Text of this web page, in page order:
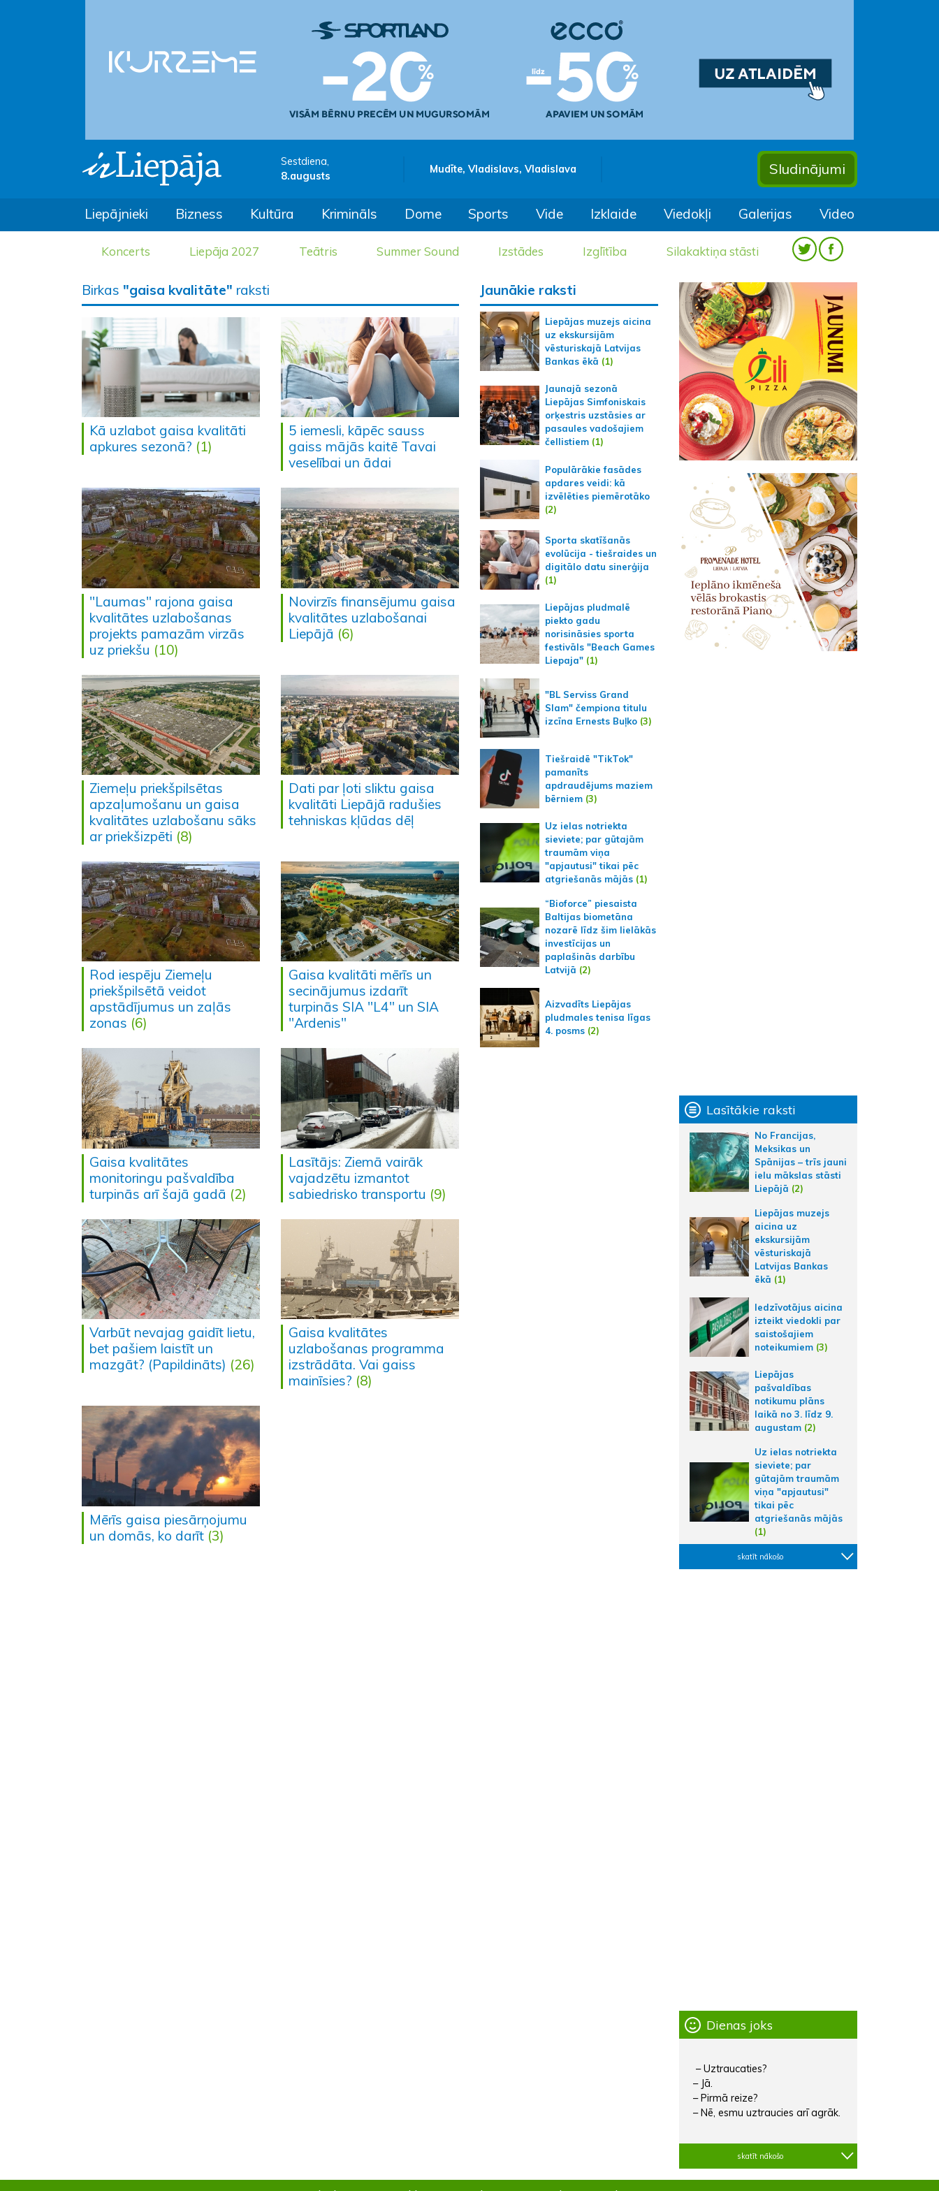
Sestdiena,
8.augusts
Mudīte, Vladislavs, Vladislava Sludinājumi
Liepājnieki Bizness Kultūra Krimināls Dome Sports Vide Izklaide Viedokļi Galerijas Video
Koncerts Liepāja 2027 Teātris Summer Sound Izstādes Izglītība Silakaktiņa stāsti
Birkas "gaisa kvalitāte" raksti
Kā uzlabot gaisa kvalitāti
apkures sezonā? (1)
5 iemesli, kāpēc sauss
gaiss mājās kaitē Tavai
veselībai un ādai
"Laumas" rajona gaisa
kvalitātes uzlabošanas
projekts pamazām virzās
uz priekšu (10)
Novirzīs finansējumu gaisa
kvalitātes uzlabošanai
Liepājā (6)
Ziemeļu priekšpilsētas
apzaļumošanu un gaisa
kvalitātes uzlabošanu sāks
ar priekšizpēti (8)
Dati par ļoti sliktu gaisa
kvalitāti Liepājā radušies
tehniskas kļūdas dēļ
Rod iespēju Ziemeļu
priekšpilsētā veidot
apstādījumus un zaļās
zonas (6)
Gaisa kvalitāti mērīs un
secinājumus izdarīt
turpinās SIA "L4" un SIA
"Ardenis"
Gaisa kvalitātes
monitoringu pašvaldība
turpinās arī šajā gadā (2)
Lasītājs: Ziemā vairāk
vajadzētu izmantot
sabiedrisko transportu (9)
Varbūt nevajag gaidīt lietu,
bet pašiem laistīt un
mazgāt? (Papildināts) (26)
Gaisa kvalitātes
uzlabošanas programma
izstrādāta. Vai gaiss
mainīsies? (8)
Mērīs gaisa piesārņojumu
un domās, ko darīt (3)
Jaunākie raksti
Liepājas muzejs aicina
uz ekskursijām
vēsturiskajā Latvijas
Bankas ēkā (1)
Jaunajā sezonā
Liepājas Simfoniskais
orķestris uzstāsies ar
pasaules vadošajiem
čellistiem (1)
Populārākie fasādes
apdares veidi: kā
izvēlēties piemērotāko
(2)
Sporta skatīšanās
evolūcija - tiešraides un
digitālo datu sinerģija
(1)
Liepājas pludmalē
piekto gadu
norisināsies sporta
festivāls "Beach Games
Liepaja" (1)
"BL Serviss Grand
Slam" čempiona titulu
izcīna Ernests Buļko (3)
Tiešraidē "TikTok"
pamanīts
apdraudējums maziem
bērniem (3)
Uz ielas notriekta
sieviete; par gūtajām
traumām viņa
"apjautusi" tikai pēc
atgriešanās mājās (1)
“Bioforce” piesaista
Baltijas biometāna
nozarē līdz šim lielākās
investīcijas un
paplašinās darbību
Latvijā (2)
Aizvadīts Liepājas
pludmales tenisa līgas
4. posms (2)
Lasītākie raksti
No Francijas,
Meksikas un
Spānijas – trīs jauni
ielu mākslas stāsti
Liepājā (2)
Liepājas muzejs
aicina uz
ekskursijām
vēsturiskajā
Latvijas Bankas
ēkā (1)
Iedzīvotājus aicina
izteikt viedokli par
saistošajiem
noteikumiem (3)
Liepājas
pašvaldības
notikumu plāns
laikā no 3. līdz 9.
augustam (2)
Uz ielas notriekta
sieviete; par
gūtajām traumām
viņa "apjautusi"
tikai pēc
atgriešanās mājās
(1)
skatīt nākošo
Dienas joks
– Uztraucaties?
– Jā.
– Pirmā reize?
– Nē, esmu uztraucies arī agrāk.
skatīt nākošo